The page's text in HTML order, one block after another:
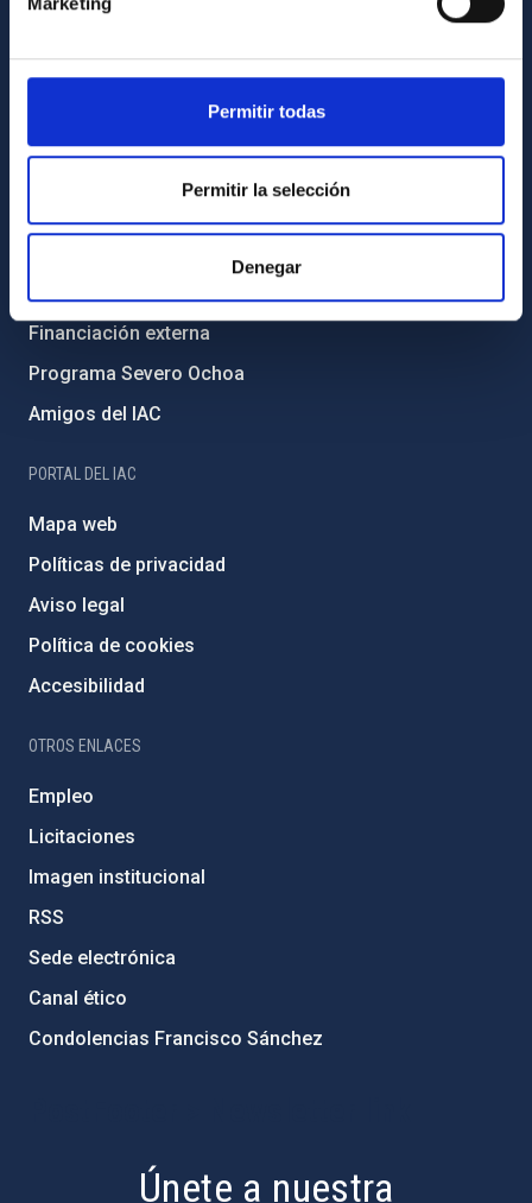
Permitir todas
Permitir la selección
Denegar
Financiación externa
Programa Severo Ochoa
Amigos del IAC
PORTAL DEL IAC
Mapa web
Políticas de privacidad
Aviso legal
Política de cookies
Accesibilidad
OTROS ENLACES
Empleo
Licitaciones
Imagen institucional
RSS
Sede electrónica
Canal ético
Condolencias Francisco Sánchez
Únete a nuestra